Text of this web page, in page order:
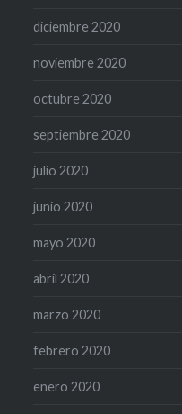
diciembre 2020
noviembre 2020
octubre 2020
septiembre 2020
julio 2020
junio 2020
mayo 2020
abril 2020
marzo 2020
febrero 2020
enero 2020